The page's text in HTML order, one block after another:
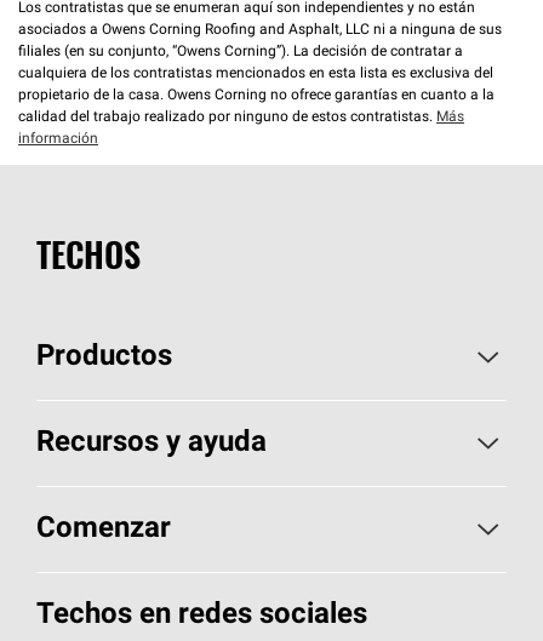
Los contratistas que se enumeran aquí son independientes y no están
asociados a Owens Corning Roofing and Asphalt, LLC ni a ninguna de sus
filiales (en su conjunto, “Owens Corning”). La decisión de contratar a
cualquiera de los contratistas mencionados en esta lista es exclusiva del
propietario de la casa. Owens Corning no ofrece garantías en cuanto a la
calidad del trabajo realizado por ninguno de estos contratistas. Más
información
TECHOS
Productos
Elija sus tejas
Encuentre un contratista
Componentes para techos
Recursos y ayuda
Aspectos básicos sobre techos
Herramientas de diseño y color
Comenzar
Llame al 1-800-GET-PINK®
Techos en redes sociales